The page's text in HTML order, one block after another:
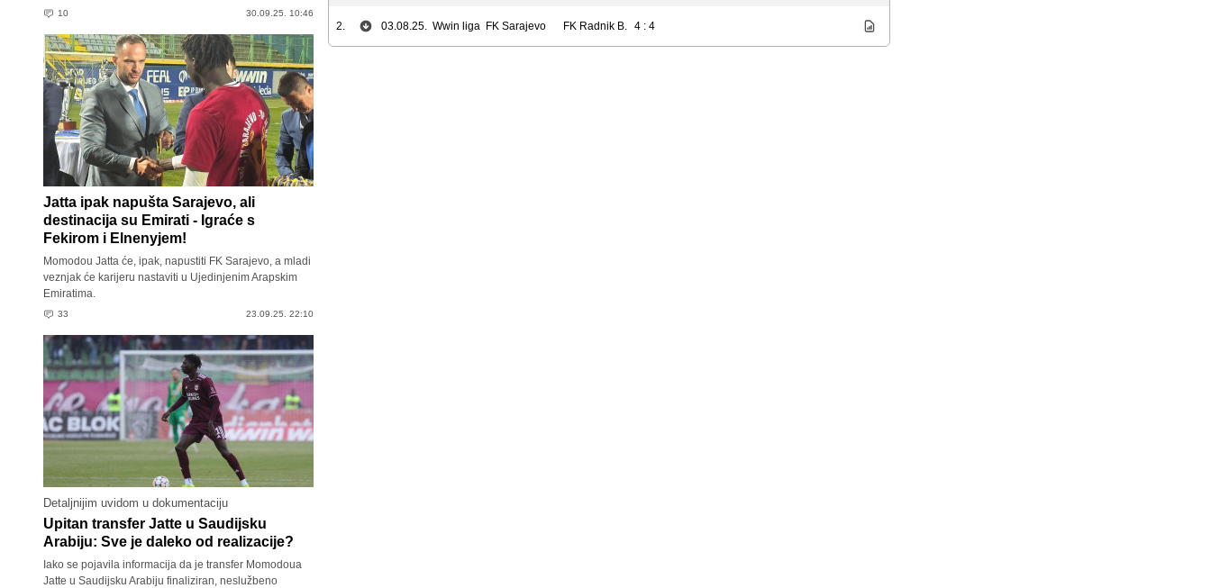
10 30.09.25. 10:46
Jatta ipak napušta Sarajevo, ali
destinacija su Emirati - Igraće s
Fekirom i Elnenyjem!
Momodou Jatta će, ipak, napustiti FK Sarajevo, a mladi
veznjak će karijeru nastaviti u Ujedinjenim Arapskim
Emiratima.
33 23.09.25. 22:10
Detaljnijim uvidom u dokumentaciju
Upitan transfer Jatte u Saudijsku
Arabiju: Sve je daleko od realizacije?
Iako se pojavila informacija da je transfer Momodoua
Jatte u Saudijsku Arabiju finaliziran, neslužbeno
2. 03.08.25. Wwin liga FK Sarajevo FK Radnik B. 4 : 4